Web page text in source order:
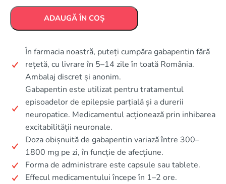
ADAUGĂ ÎN COȘ
În farmacia noastră, puteți cumpăra gabapentin fără
rețetă, cu livrare în 5–14 zile în toată România.
Ambalaj discret și anonim.
Gabapentin este utilizat pentru tratamentul
episoadelor de epilepsie parțială și a durerii
neuropatice. Medicamentul acționează prin inhibarea
excitabilității neuronale.
Doza obișnuită de gabapentin variază între 300–
1800 mg pe zi, în funcție de afecțiune.
Forma de administrare este capsule sau tablete.
Effecul medicamentului începe în 1–2 ore.